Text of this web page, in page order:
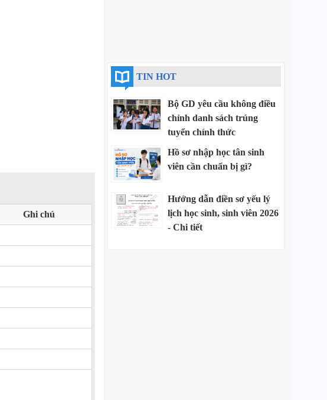
Ghi chú
TIN HOT
Bộ GD yêu cầu không điều
chỉnh danh sách trúng
tuyển chính thức
Hồ sơ nhập học tân sinh
viên cần chuẩn bị gì?
Hướng dẫn điền sơ yếu lý
lịch học sinh, sinh viên 2026
- Chi tiết